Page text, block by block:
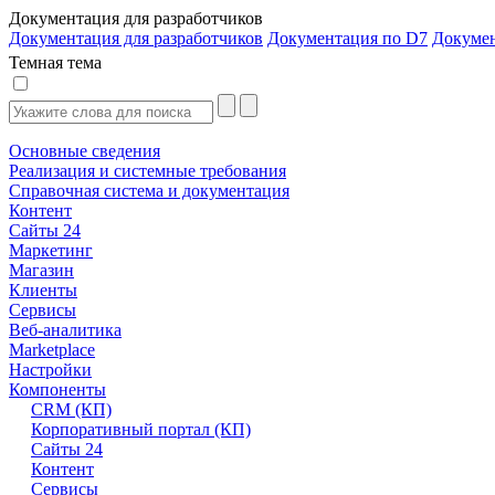
Документация для разработчиков
Документация для разработчиков Документация по D7
Темная тема
Основные сведения
Реализация и системные требования
Справочная система и документация
Контент
Сайты 24
Маркетинг
Магазин
Клиенты
Сервисы
Веб-аналитика
Marketplace
Настройки
Компоненты
CRM (КП)
Корпоративный портал (КП)
Сайты 24
Контент
Сервисы